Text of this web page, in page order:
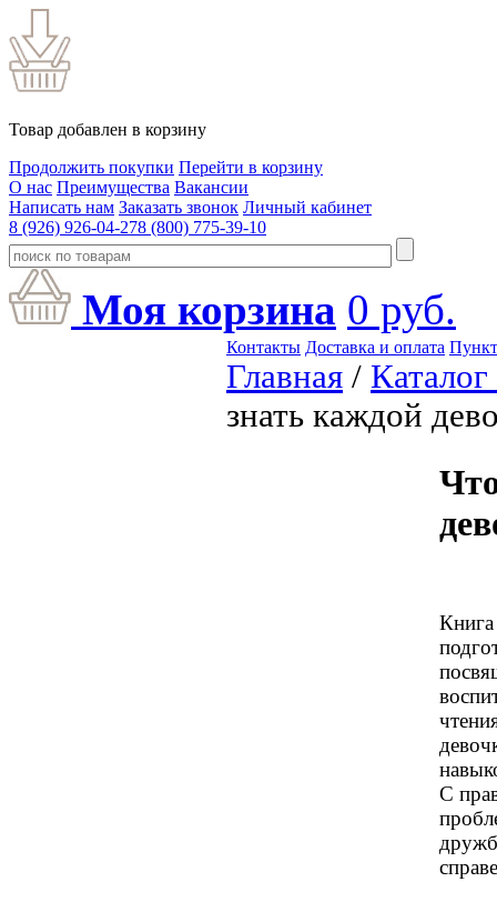
Товар добавлен в корзину
Продолжить покупки Перейти в корзину
О нас Преимущества Вакансии
Написать нам Заказать звонок Личный кабинет
8 (926) 926-04-278 (800) 775-39-10
Моя корзина 0 руб.
Контакты Доставка и оплата
Главная /
знать каждой
С